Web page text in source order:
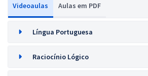
Videoaulas Aulas em PDF
Língua Portuguesa
Raciocínio Lógico